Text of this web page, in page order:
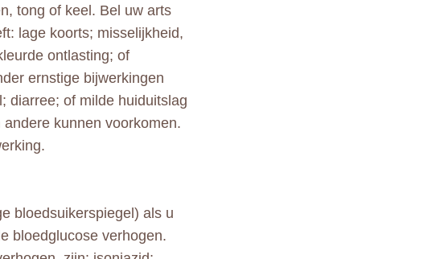
tong of keel. Bel uw arts
lage koorts; misselijkheid,
ontlasting; of
ernstige bijwerkingen
diarree; of milde huiduitslag
kunnen voorkomen.
bloedsuikerspiegel) als u
bloedglucose verhogen.